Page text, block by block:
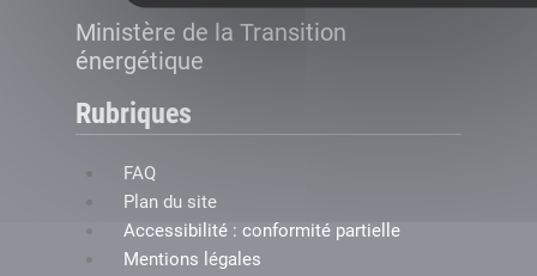
Ministère de la Transition
énergétique
Rubriques
FAQ
Plan du site
Accessibilité : conformité partielle
Mentions légales